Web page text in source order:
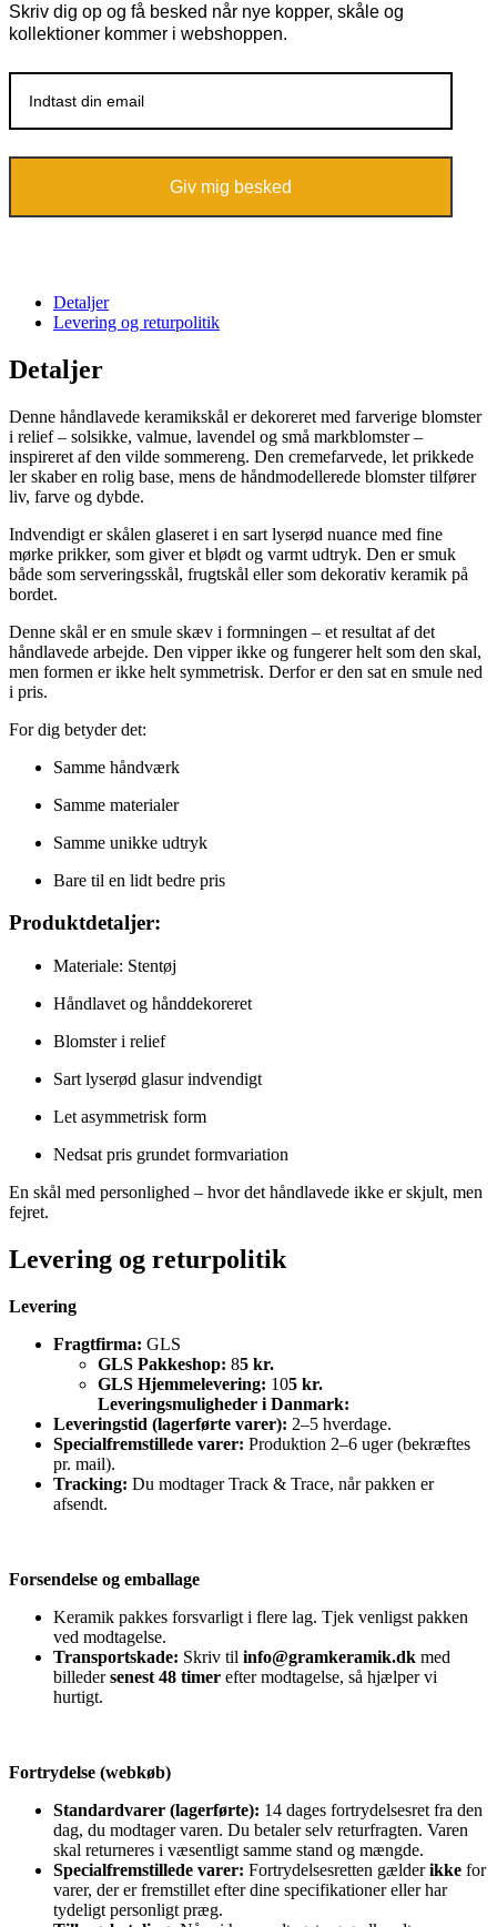
Skriv dig op og få besked når nye kopper, skåle og
kollektioner kommer i webshoppen.
Giv mig besked
Detaljer
Levering og returpolitik
Detaljer
Denne håndlavede keramikskål er dekoreret med farverige blomster
i relief – solsikke, valmue, lavendel og små markblomster –
inspireret af den vilde sommereng. Den cremefarvede, let prikkede
ler skaber en rolig base, mens de håndmodellerede blomster tilfører
liv, farve og dybde.
Indvendigt er skålen glaseret i en sart lyserød nuance med fine
mørke prikker, som giver et blødt og varmt udtryk. Den er smuk
både som serveringsskål, frugtskål eller som dekorativ keramik på
bordet.
Denne skål er en smule skæv i formningen – et resultat af det
håndlavede arbejde. Den vipper ikke og fungerer helt som den skal,
men formen er ikke helt symmetrisk. Derfor er den sat en smule ned
i pris.
For dig betyder det:
Samme håndværk
Samme materialer
Samme unikke udtryk
Bare til en lidt bedre pris
Produktdetaljer:
Materiale: Stentøj
Håndlavet og hånddekoreret
Blomster i relief
Sart lyserød glasur indvendigt
Let asymmetrisk form
Nedsat pris grundet formvariation
En skål med personlighed – hvor det håndlavede ikke er skjult, men
fejret.
Levering og returpolitik
Levering
Fragtfirma: GLS
GLS Pakkeshop: 85 kr.
GLS Hjemmelevering: 105 kr.
Leveringsmuligheder i Danmark:
Leveringstid (lagerførte varer): 2–5 hverdage.
Specialfremstillede varer: Produktion 2–6 uger (bekræftes
pr. mail).
Tracking: Du modtager Track & Trace, når pakken er
afsendt.
Forsendelse og emballage
Keramik pakkes forsvarligt i flere lag. Tjek venligst pakken
ved modtagelse.
Transportskade: Skriv til info@gramkeramik.dk med
billedersenest 48 timer efter modtagelse, så hjælper vi
hurtigt.
Fortrydelse (webkøb)
Standardvarer (lagerførte): 14 dages fortrydelsesret fra den
dag, du modtager varen. Du betaler selv returfragten. Varen
skal returneres i væsentligt samme stand og mængde.
Specialfremstillede varer: Fortrydelsesretten gælderikke for
varer, der er fremstillet efter dine specifikationer eller har
tydeligt personligt præg.